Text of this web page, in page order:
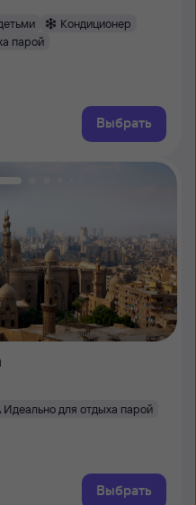
Кондиционер
парой
Выбрать
Идеально для отдыха парой
Выбрать